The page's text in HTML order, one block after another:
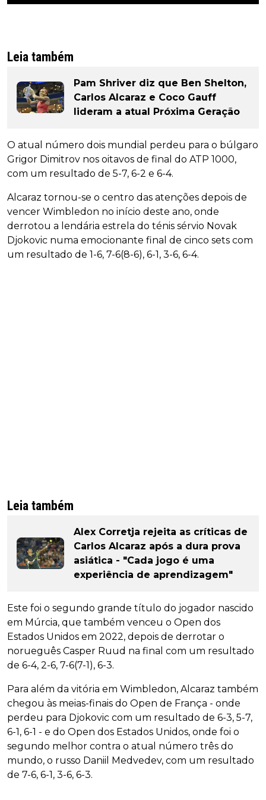
Leia também
Pam Shriver diz que Ben Shelton,
Carlos Alcaraz e Coco Gauff
lideram a atual Próxima Geração
O atual número dois mundial perdeu para o búlgaro
Grigor Dimitrov nos oitavos de final do ATP 1000,
com um resultado de 5-7, 6-2 e 6-4.
Alcaraz tornou-se o centro das atenções depois de
vencer Wimbledon no início deste ano, onde
derrotou a lendária estrela do ténis sérvio Novak
Djokovic numa emocionante final de cinco sets com
um resultado de 1-6, 7-6(8-6), 6-1, 3-6, 6-4.
Leia também
Alex Corretja rejeita as críticas de
Carlos Alcaraz após a dura prova
asiática - "Cada jogo é uma
experiência de aprendizagem"
Este foi o segundo grande título do jogador nascido
em Múrcia, que também venceu o Open dos
Estados Unidos em 2022, depois de derrotar o
norueguês Casper Ruud na final com um resultado
de 6-4, 2-6, 7-6(7-1), 6-3.
Para além da vitória em Wimbledon, Alcaraz também
chegou às meias-finais do Open de França - onde
perdeu para Djokovic com um resultado de 6-3, 5-7,
6-1, 6-1 - e do Open dos Estados Unidos, onde foi o
segundo melhor contra o atual número três do
mundo, o russo Daniil Medvedev, com um resultado
de 7-6, 6-1, 3-6, 6-3.